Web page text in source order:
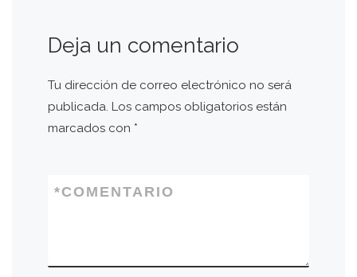
Deja un comentario
Tu dirección de correo electrónico no será
publicada. Los campos obligatorios están
marcados con *
COMENTARIO
*